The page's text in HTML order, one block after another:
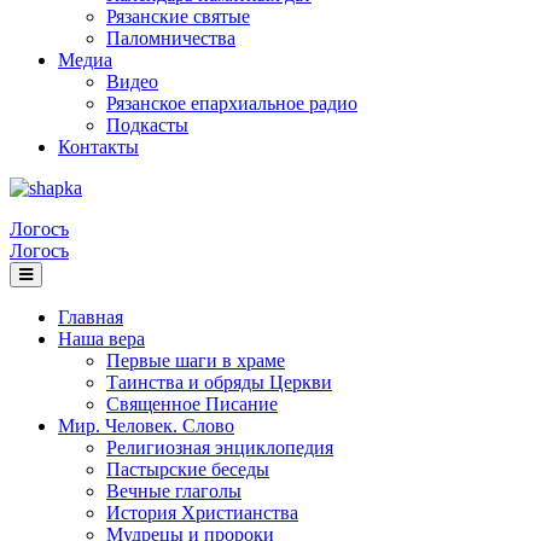
Рязанские святые
Паломничества
Медиа
Видео
Рязанское епархиальное радио
Подкасты
Контакты
Логосъ
Логосъ
Главная
Наша вера
Первые шаги в храме
Таинства и обряды Церкви
Священное Писание
Мир. Человек. Слово
Религиозная энциклопедия
Пастырские беседы
Вечные глаголы
История Христианства
Мудрецы и пророки